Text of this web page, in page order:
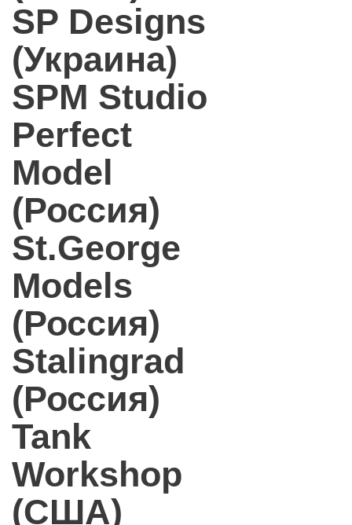
SP Designs
(Украина)
SPM Studio
Perfect
Model
(Россия)
St.George
Models
(Россия)
Stalingrad
(Россия)
Tank
Workshop
(США)